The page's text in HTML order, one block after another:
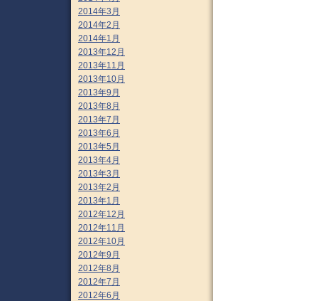
2014年3月
2014年2月
2014年1月
2013年12月
2013年11月
2013年10月
2013年9月
2013年8月
2013年7月
2013年6月
2013年5月
2013年4月
2013年3月
2013年2月
2013年1月
2012年12月
2012年11月
2012年10月
2012年9月
2012年8月
2012年7月
2012年6月